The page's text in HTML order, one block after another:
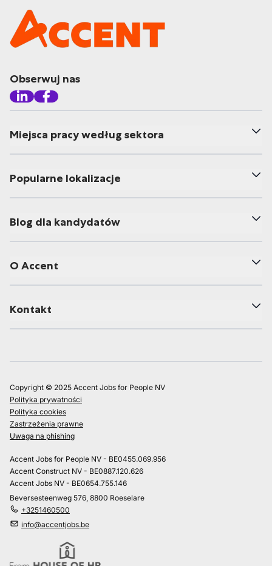
Obserwuj nas
Miejsca pracy według sektora
Popularne lokalizacje
Blog dla kandydatów
O Accent
Kontakt
Copyright © 2025 Accent Jobs for People NV
Polityka prywatności
Polityka cookies
Zastrzeżenia prawne
Uwaga na phishing
Accent Jobs for People NV - BE0455.069.956
Accent Construct NV - BE0887.120.626
Accent Jobs NV - BE0654.755.146
Beversesteenweg 576, 8800 Roeselare
+3251460500
info@accentjobs.be